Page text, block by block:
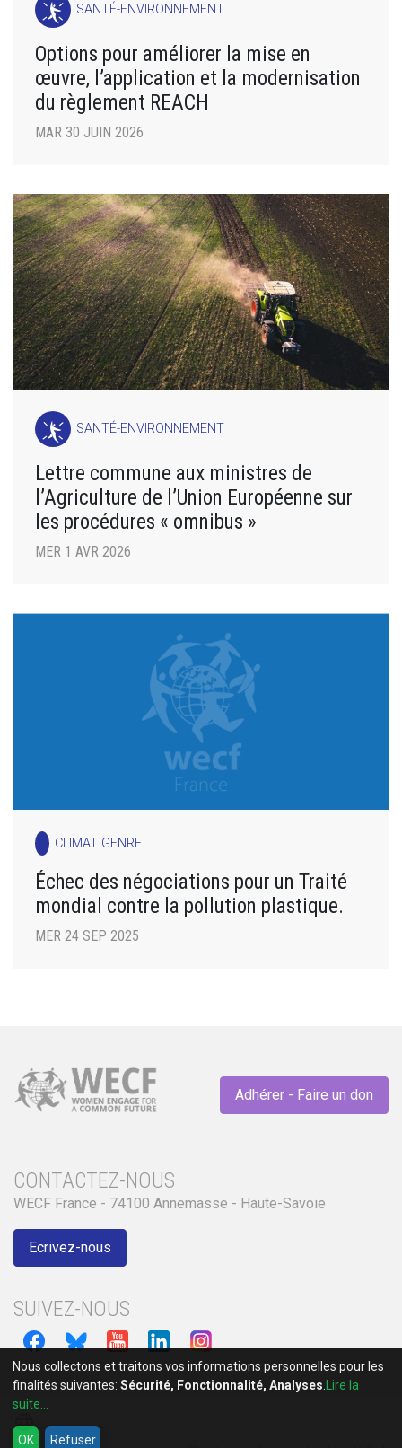
SANTÉ-ENVIRONNEMENT
Options pour améliorer la mise en
œuvre, l’application et la modernisation
du règlement REACH
MAR 30 JUIN 2026
SANTÉ-ENVIRONNEMENT
Lettre commune aux ministres de
l’Agriculture de l’Union Européenne sur
les procédures « omnibus »
MER 1 AVR 2026
CLIMAT GENRE
Échec des négociations pour un Traité
mondial contre la pollution plastique.
MER 24 SEP 2025
Adhérer - Faire un don
CONTACTEZ-NOUS
WECF France - 74100 Annemasse - Haute-Savoie
Ecrivez-nous
SUIVEZ-NOUS
language
Nous collectons et traitons vos informations personnelles pour les
finalités suivantes: Sécurité, Fonctionnalité, Analyses
Lire la
suite...
OK Refuser